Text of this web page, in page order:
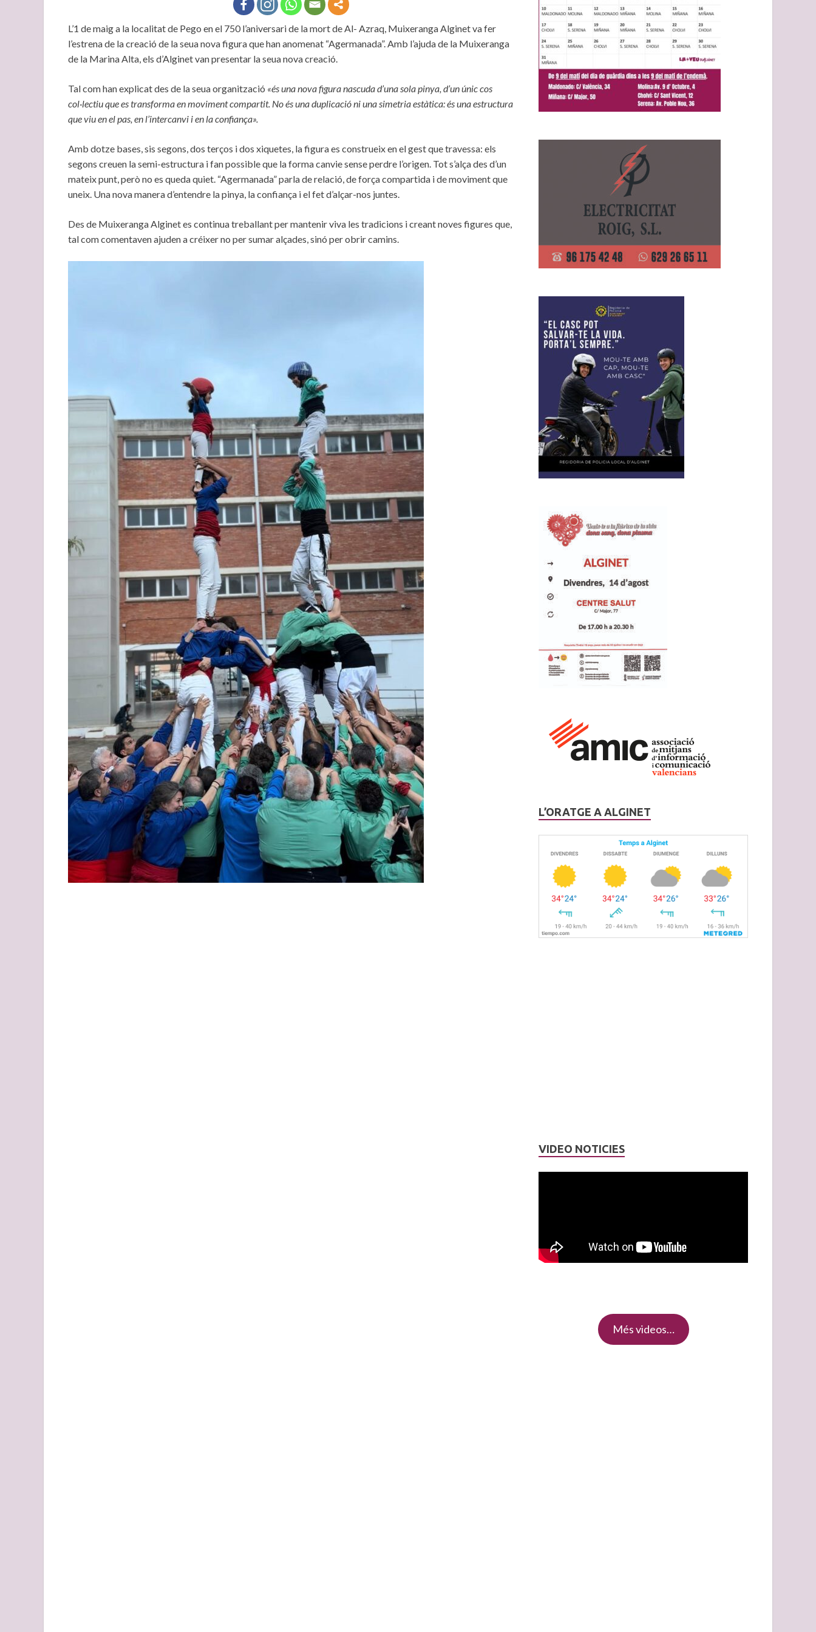
L’1 de maig a la localitat de Pego en el 750 l’aniversari de la mort de Al- Azraq, Muixeranga Alginet va fer
l’estrena de la creació de la seua nova figura que han anomenat “Agermanada”. Amb l’ajuda de la Muixeranga
de la Marina Alta, els d’Alginet van presentar la seua nova creació.
Tal com han explicat des de la seua organització «és una nova figura nascuda d’una sola pinya, d’un únic cos
col·lectiu que es transforma en moviment compartit. No és una duplicació ni una simetria estàtica: és una estructura
que viu en el pas, en l’intercanvi i en la confiança».
Amb dotze bases, sis segons, dos terços i dos xiquetes, la figura es construeix en el gest que travessa: els
segons creuen la semi-estructura i fan possible que la forma canvie sense perdre l’origen. Tot s’alça des d’un
mateix punt, però no es queda quiet. “Agermanada” parla de relació, de força compartida i de moviment que
uneix. Una nova manera d’entendre la pinya, la confiança i el fet d’alçar-nos juntes.
Des de Muixeranga Alginet es continua treballant per mantenir viva les tradicions i creant noves figures que,
tal com comentaven ajuden a créixer no per sumar alçades, sinó per obrir camins.
L’ORATGE A ALGINET
VIDEO NOTICIES
Més videos…